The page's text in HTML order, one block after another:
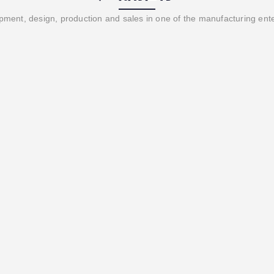
design, production and sales in one of the manufacturing